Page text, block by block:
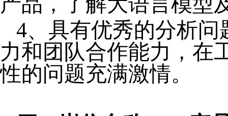
4、 具有优秀的分析
力和团队合作能力，在
性的问题充满激情。